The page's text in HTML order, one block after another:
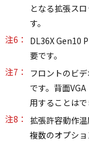
となる拡張ス
す。
注6：
DL36X Gen10
要です。
注7：
フロントのビ
です。背面
用することはで
注8：
拡張許容動作
複数のオプショ